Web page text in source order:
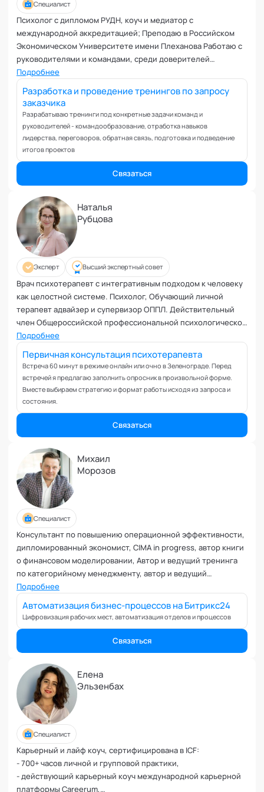
Фасилитация
Физические травмы и реабилитация
Фобии и страхи
Формирование команд
Целеполагание и планирование
Эмоциональные расстройства
Эмоциональный интеллект
Специалист
Психолог с дипломом РУДН, коуч и медиатор с
международной аккредитацией; Преподаю в Российском
Экономическом Университете имени Плеханова Работаю с
руководителями и командами, среди доверителей
компании Bayer , Avito; Опыт более 10 000 часов ; Эксперт по
невербальной диагностике личности, помогаю
подготовиться к переговорам публичным выступлениям и
интервью, справиться с тревожностью и выстроить и
реализовать стратегию по достижению целей .
Подробнее
Разработка и проведение тренингов по запросу
заказчика
Разрабатываю тренинги под конкретные задачи команд и
руководителей - командообразование, отработка навыков
лидерства, переговоров, обратная связь, подготовка и подведение
итогов проектов
Связаться
Наталья
Рубцова
Эксперт Высший экспертный совет
Врач психотерапевт с интегративным подходом к человеку
как целостной системе. Психолог, Обучающий личной
терапевт адвайзер и супервизор ОППЛ. Действительный
член Общероссийской профессиональной психологической
лиги, действительный член Ассоциации ценностно-
ориентированной психологии, член Ассоциации
интегративной медицины Preventage. Член высшего
экспертного совета кафедры "Духовно-ориентированная
психотерапия" Академии социальных технологий.
Подробнее
Первичная консультация психотерапевта
Встреча 60 минут в режиме онлайн или очно в Зеленограде. Перед
встречей я предлагаю заполнить опросник в произвольной форме.
Вместе выбираем стратегию и формат работы исходя из запроса и
состояния.
Связаться
Михаил
Морозов
Специалист
Консультант по повышению операционной эффективности,
дипломированный экономист, CIMA in progress, автор книги
о финансовом моделировании, Автор и ведущий тренинга
по категорийному менеджменту, автор и ведущий
стратегической сессии по управлению бизнесом на основе
цифр strategyday, автор и ведущий курса юнит-экономики
программы "Управление цифровым продуктом" на
магистратуре МФТИ.
Подробнее
Автоматизация бизнес-процессов на Битрикс24
Цифровизация рабочих мест, автоматизация отделов и процессов
Связаться
Елена
Эльзенбах
Специалист
Карьерный и лайф коуч, сертифицирована в ICF:
- 700+ часов личной и групповой практики,
- действующий карьерный коуч международной карьерной
платформы Careerum,